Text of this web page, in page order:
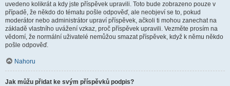
uvedeno kolikrát a kdy jste příspěvek upravili. Toto bude zobrazeno pouze v
případě, že někdo do tématu pošle odpověď, ale neobjeví se to, pokud
moderátor nebo administrátor upraví příspěvek, ačkoli ti mohou zanechat na
základě vlastního uvážení vzkaz, proč příspěvek upravili. Vezměte prosím na
vědomí, že normální uživatelé nemůžou smazat příspěvek, když k němu někdo
pošle odpověď.
Nahoru
Jak můžu přidat ke svým příspěvků podpis?